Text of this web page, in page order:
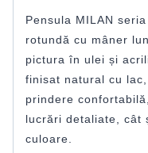
Pensula MILAN
rotundă cu mâner
pictura în ulei și
finisat natural cu
prindere
lucrări detaliate, cât
culoare.